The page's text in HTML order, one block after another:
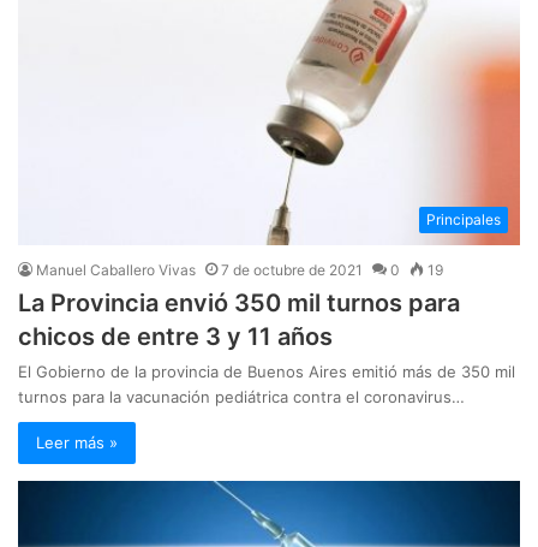
Principales
Manuel Caballero Vivas 7 de octubre de 2021 0 19
La Provincia envió 350 mil turnos para
chicos de entre 3 y 11 años
El Gobierno de la provincia de Buenos Aires emitió más de 350 mil
turnos para la vacunación pediátrica contra el coronavirus…
Leer más »